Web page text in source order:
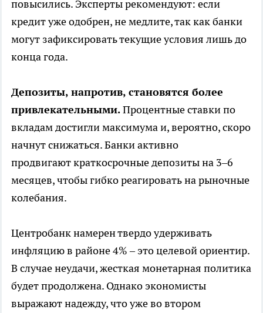
повысились. Эксперты рекомендуют: если
кредит уже одобрен, не медлите, так как банки
могут зафиксировать текущие условия лишь до
конца года.
Депозиты, напротив, становятся более
привлекательными.Процентные ставки по
вкладам достигли максимума и, вероятно, скоро
начнут снижаться. Банки активно
продвигают краткосрочные депозиты на 3–6
месяцев, чтобы гибко реагировать на рыночные
колебания.
Центробанк намерен твердо удерживать
инфляцию в районе 4% – это целевой ориентир.
В случае неудачи, жесткая монетарная политика
будет продолжена. Однако экономисты
выражают надежду, что уже во втором